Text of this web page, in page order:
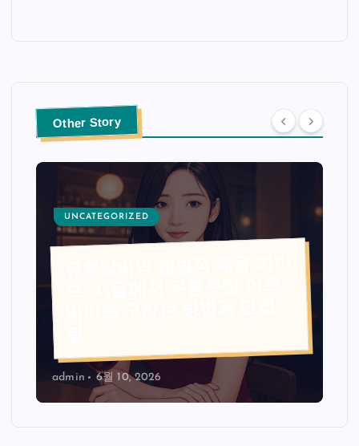
Other Story
UNCATEGORIZED
admin 6월 10, 2026